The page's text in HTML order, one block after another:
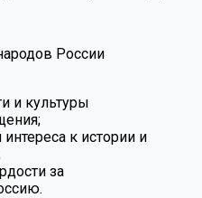
России
и культуры
к истории и
за